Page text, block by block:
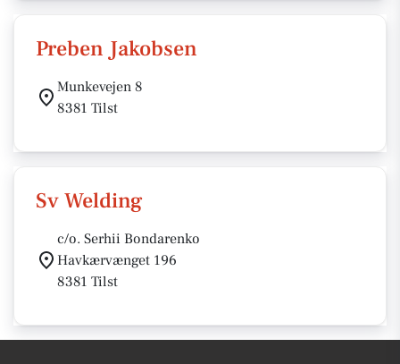
Preben Jakobsen
Munkevejen 8
8381 Tilst
Sv Welding
c/o. Serhii Bondarenko
Havkærvænget 196
8381 Tilst